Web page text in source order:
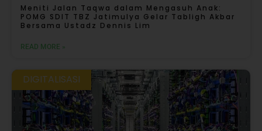
Meniti Jalan Taqwa dalam Mengasuh Anak:
POMG SDIT TBZ Jatimulya Gelar Tabligh Akbar
Bersama Ustadz Dennis Lim
READ MORE »
DIGITALISASI